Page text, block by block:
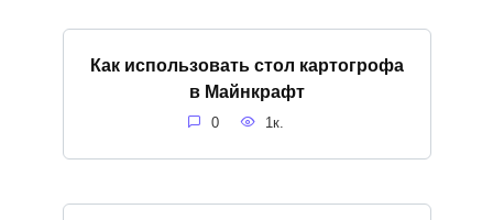
Как использовать стол картогрофа
в Майнкрафт
0 1к.